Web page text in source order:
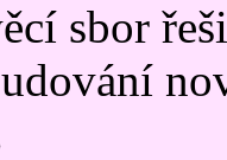
sbor